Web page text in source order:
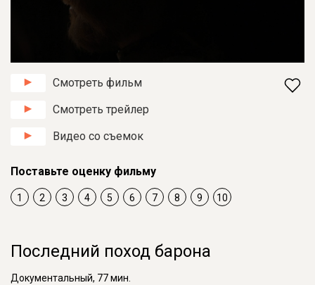
Смотреть фильм
Смотреть трейлер
Видео со съемок
Поставьте оценку фильму
1 2 3 4 5 6 7 8 9 10
Последний поход барона
Документальный, 77 мин.